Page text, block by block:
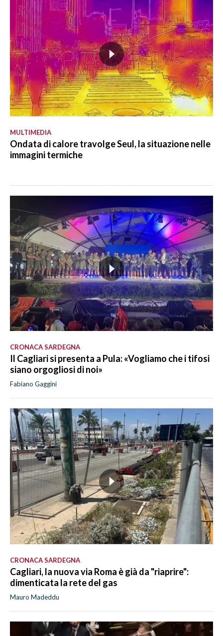
MULTIMEDIA
Ondata di calore travolge Seul, la situazione nelle
immagini termiche
CRONACA SARDEGNA
Il Cagliari si presenta a Pula: «Vogliamo che i tifosi
siano orgogliosi di noi»
Fabiano Gaggini
CRONACA SARDEGNA
Cagliari, la nuova via Roma è già da "riaprire":
dimenticata la rete del gas
Mauro Madeddu